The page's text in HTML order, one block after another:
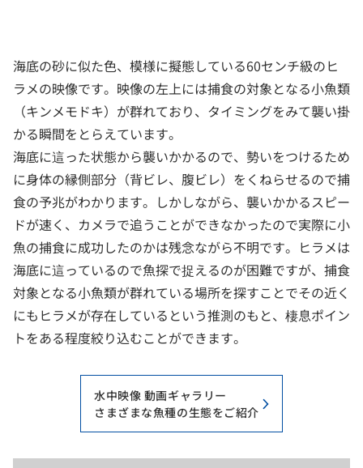
海底の砂に似た色、模様に擬態している60センチ級のヒ
ラメの映像です。映像の左上には捕食の対象となる小魚類
（キンメモドキ）が群れており、タイミングをみて襲い掛
かる瞬間をとらえています。
海底に這った状態から襲いかかるので、勢いをつけるため
に身体の縁側部分（背ビレ、腹ビレ）をくねらせるので捕
食の予兆がわかります。しかしながら、襲いかかるスピー
ドが速く、カメラで追うことができなかったので実際に小
魚の捕食に成功したのかは残念ながら不明です。ヒラメは
海底に這っているので魚探で捉えるのが困難ですが、捕食
対象となる小魚類が群れている場所を探すことでその近く
にもヒラメが存在しているという推測のもと、棲息ポイン
トをある程度絞り込むことができます。
水中映像 動画ギャラリー
さまざまな魚種の生態をご紹介